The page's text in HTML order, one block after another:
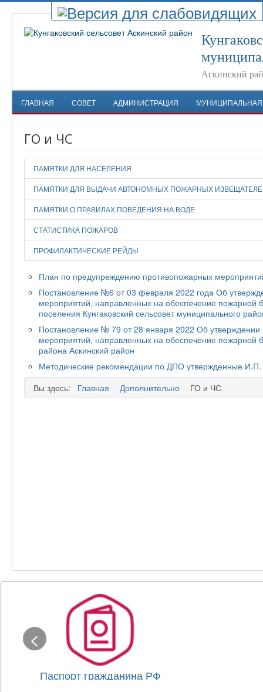
Аскинский
ГЛАВНАЯ СОВЕТ АДМИНИСТРАЦИЯ
ГО и ЧС
ПАМЯТКИ ДЛЯ НАСЕЛЕНИЯ
ПАМЯТКИ ДЛЯ ВЫДАЧИ АВТОНОМНЫХ ПОЖАРНЫХ
ПАМЯТКИ О ПРАВИЛАХ ПОВЕДЕНИЯ НА ВОДЕ
СТАТИСТИКА ПОЖАРОВ
ПРОФИЛАКТИЧЕСКИЕ РЕЙДЫ
План по предупреждению противопожарных
Постановление №6 от 03 февраля 2022 года Об
мероприятий, направленных на обеспечение пожарной
поселения Кунгаковский сельсовет муниципального
Постановление № 79 от 28 января 2022 Об
мероприятий, направленных на обеспечение пожарной
района Аскинский район
Методические рекомендации по ДПО утвержденные
Вы здесь:
Главная Дополнительно ГО и ЧС
Паспорт гражданина РФ
<